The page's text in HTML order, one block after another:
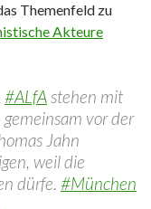
Themenfeld zu
Akteure
#ALfAstehen mit
vor der
Jahn
weil die
dürfe. #München